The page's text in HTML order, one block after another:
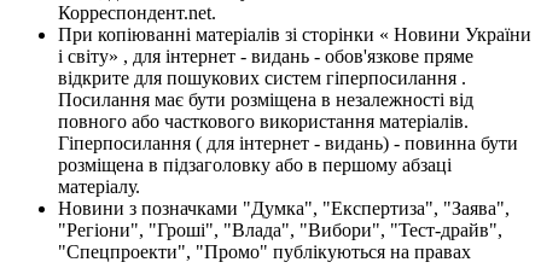
Корреспондент.net.
При копіюванні матеріалів зі сторінки « Новини України
і світу» , для інтернет - видань - обов'язкове пряме
відкрите для пошукових систем гіперпосилання .
Посилання має бути розміщена в незалежності від
повного або часткового використання матеріалів.
Гіперпосилання ( для інтернет - видань) - повинна бути
розміщена в підзаголовку або в першому абзаці
матеріалу.
Новини з позначками "Думка", "Експертиза", "Заява",
"Регіони", "Гроші", "Влада", "Вибори", "Тест-драйв",
"Спецпроекти", "Промо" публікуються на правах